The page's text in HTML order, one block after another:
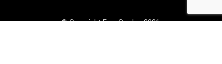
© Copyright Ever Garden 2021.